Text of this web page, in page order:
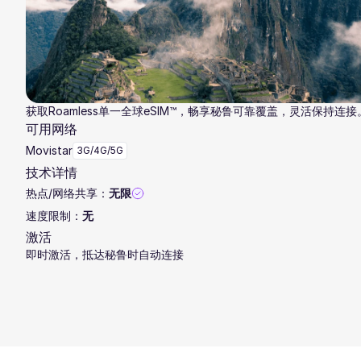
获取Roamless单一全球eSIM™，畅享秘鲁可靠覆盖，灵活保持连接
可用网络
Movistar 3G/4G/5G
技术详情
热点/网络共享： 无限
速度限制： 无
激活
即时激活，抵达秘鲁时自动连接